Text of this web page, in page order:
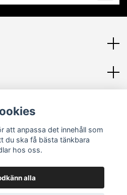
att anpassa det innehåll som
du ska få bästa tänkbara
hos oss.
alla